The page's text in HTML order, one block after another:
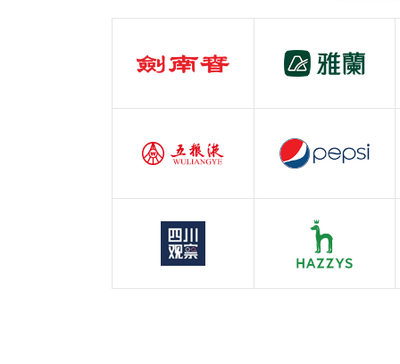
服装行业
百事可乐
四川观察
四川观察
哈吉斯
服装行业